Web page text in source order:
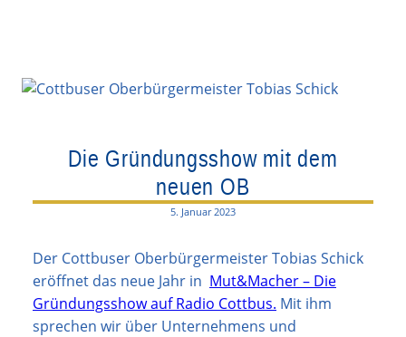
Die Gründungsshow mit dem
neuen OB
5. Januar 2023
Der Cottbuser Oberbürgermeister Tobias Schick
eröffnet das neue Jahr in Mut&Macher – Die
Gründungsshow auf Radio Cottbus. Mit ihm
sprechen wir über Unternehmens und